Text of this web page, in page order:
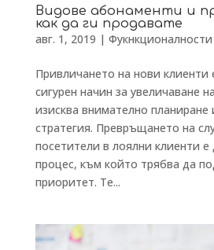
Видове абонаменти и
как да ги продавате
авг. 1, 2019 | Фукнкционалности
Привличането на нови клиенти
сигурен начин за увеличаване
изисква внимателно
стратегия. Превръщането на
посетители в лоялни клиенти
процес, към който трябва да
приоритет. Те...